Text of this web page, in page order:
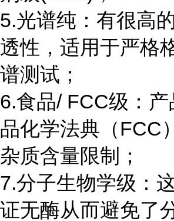
5.光谱纯：有很高
透性，适用于严格
谱测试；
6.食品/ FCC级：产
品化学法典（FCC
杂质含量限制；
7.分子生物学级：
证无酶从而避免了